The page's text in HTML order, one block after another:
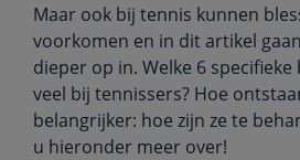
Maar ook bij tennis kunnen
voorkomen en in dit artikel
dieper op in. Welke 6 specifieke
veel bij tennissers? Hoe
belangrijker: hoe zijn ze te
u hieronder meer over!